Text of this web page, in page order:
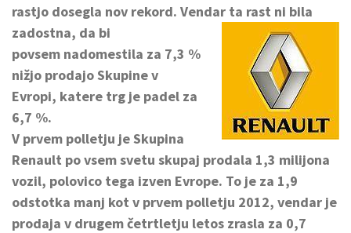
rastjo dosegla nov rekord. Vendar ta rast ni bila
zadostna, da bi
povsem nadomestila za 7,3 %
nižjo prodajo Skupine v
Evropi, katere trg je padel za
6,7 %.
V prvem polletju je Skupina
Renault po vsem svetu skupaj prodala 1,3 milijona
vozil, polovico tega izven Evrope. To je za 1,9
odstotka manj kot v prvem polletju 2012, vendar je
prodaja v drugem četrtletju letos zrasla za 0,7